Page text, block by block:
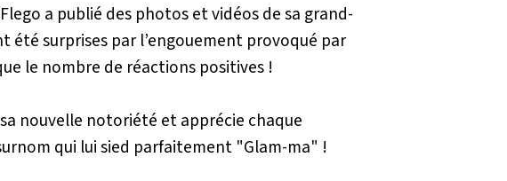
a publié des photos et vidéos de sa grand-
été surprises par l’engouement provoqué par
le nombre de réactions positives !
nouvelle notoriété et apprécie chaque
qui lui sied parfaitement "Glam-ma" !